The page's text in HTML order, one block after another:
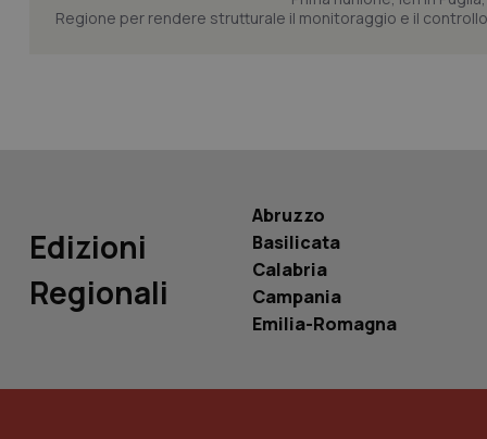
Regione per rendere strutturale il monitoraggio e il
Edizioni
Regionali
Abruzzo
Basilicata
Calabria
Campania
Emilia-Romagna
tracking-sites-
session-id